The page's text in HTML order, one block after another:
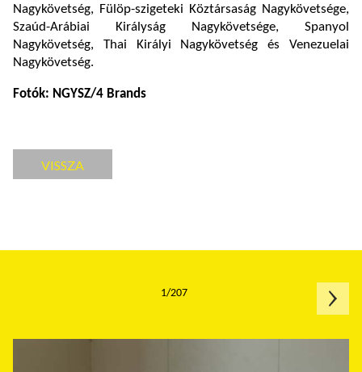
Nagykövetség, Fülöp-szigeteki Köztársaság Nagykövetsége,
Szaúd-Arábiai Királyság Nagykövetsége, Spanyol
Nagykövetség, Thai Királyi Nagykövetség és Venezuelai
Nagykövetség.
Fotók: NGYSZ/4 Brands
VISSZA
1/207